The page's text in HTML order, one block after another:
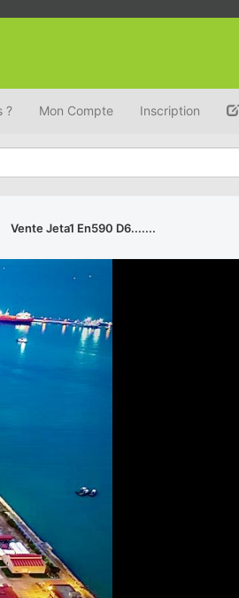
? Mon Compte Inscription
Vente Jeta1 En590 D6.......